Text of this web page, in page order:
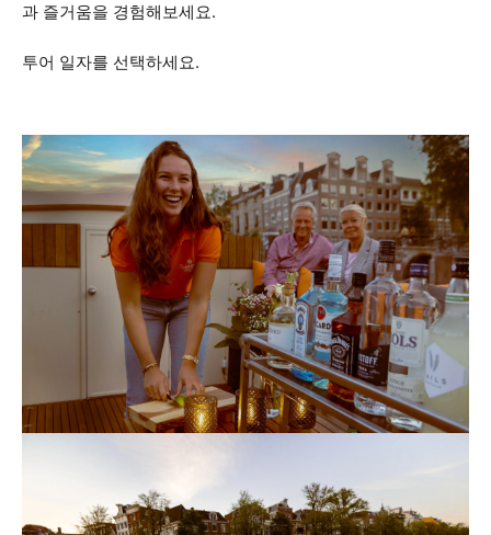
과 즐거움을 경험해보세요.
투어 일자를 선택하세요.